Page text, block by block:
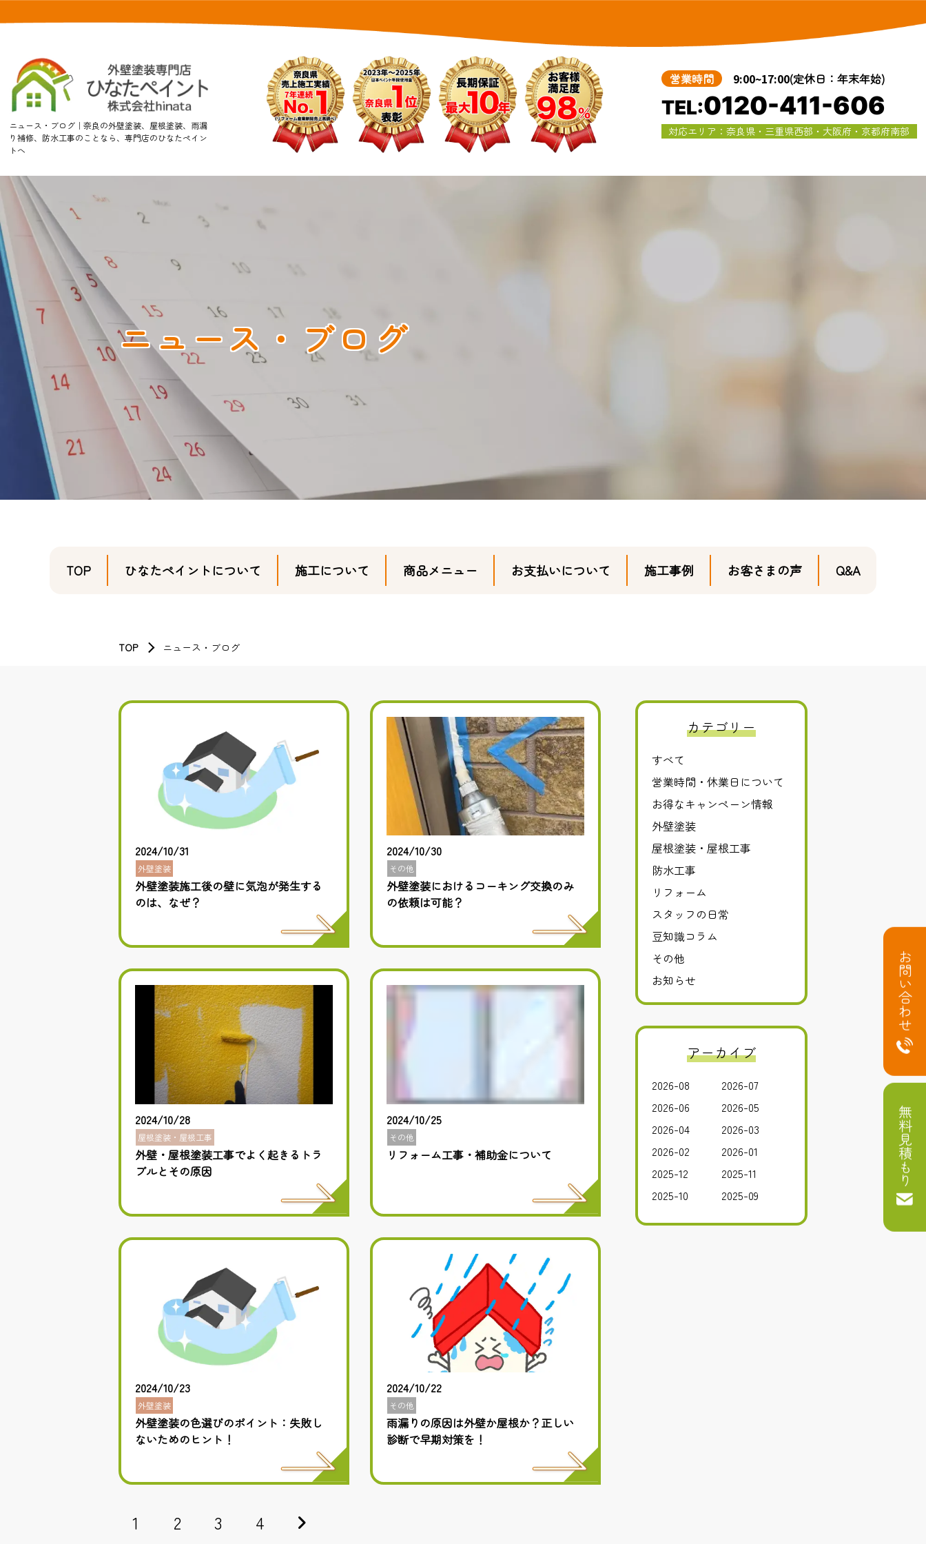
ニュース・ブログ｜奈良の外壁塗装、屋根塗装、雨漏
り補修、防水工事のことなら、専門店のひなたペイン
トへ
営業時間 9:00~17:00(定休日：年末年始)
TEL:0120-411-606
対応エリア：奈良県・三重県西部・大阪府・京都府南部
ニュース・ブログ
TOP ひなたペイントについて 施工について 商品メニュー お支払いについて 施工事例 お客さまの声 Q&A
TOP ニュース・ブログ
2024/10/31
外壁塗装
外壁塗装施工後の壁に気泡が発生する
のは、なぜ？
2024/10/30
その他
外壁塗装におけるコーキング交換のみ
の依頼は可能？
2024/10/28
屋根塗装・屋根工事
外壁・屋根塗装工事でよく起きるトラ
ブルとその原因
2024/10/25
その他
リフォーム工事・補助金について
2024/10/23
外壁塗装
外壁塗装の色選びのポイント：失敗し
ないためのヒント！
2024/10/22
その他
雨漏りの原因は外壁か屋根か？正しい
診断で早期対策を！
1 2 3 4
カテゴリー
すべて
営業時間・休業日について
お得なキャンペーン情報
外壁塗装
屋根塗装・屋根工事
防水工事
リフォーム
スタッフの日常
豆知識コラム
その他
お知らせ
アーカイブ
2026-08
2026-07
2026-06
2026-05
2026-04
2026-03
2026-02
2026-01
2025-12
2025-11
2025-10
2025-09
お問い合わせ
無料見積もり
0120-411-606